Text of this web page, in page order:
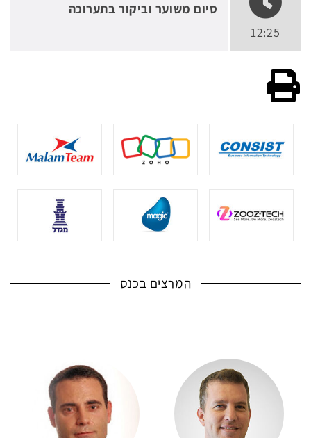
12:25
סיום משוער וביקור בתערוכה
המרצים בכנס